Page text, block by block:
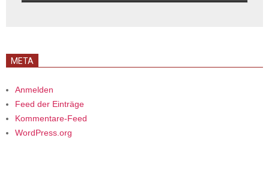
META
Anmelden
Feed der Einträge
Kommentare-Feed
WordPress.org